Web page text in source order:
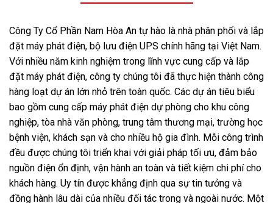
Công Ty Cổ Phần Nam Hòa An tự hào là nhà phân phối và lắp
đặt máy phát điện, bộ lưu điện UPS chính hãng tại Việt Nam.
Với nhiều năm kinh nghiệm trong lĩnh vực cung cấp và lắp
đặt máy phát điện, công ty chúng tôi đã thực hiện thành công
hàng loạt dự án lớn nhỏ trên toàn quốc. Các dự án tiêu biểu
bao gồm cung cấp máy phát điện dự phòng cho khu công
nghiệp, tòa nhà văn phòng, trung tâm thương mại, trường học
bệnh viện, khách sạn và cho nhiều hộ gia đình. Mỗi công trình
đều được chúng tôi triển khai với giải pháp tối ưu, đảm bảo
nguồn điện ổn định, vận hành an toàn và tiết kiệm chi phí cho
khách hàng. Uy tín được khẳng định qua sự tin tưởng và
đồng hành lâu dài của nhiều đối tác trong và ngoài nước. Một